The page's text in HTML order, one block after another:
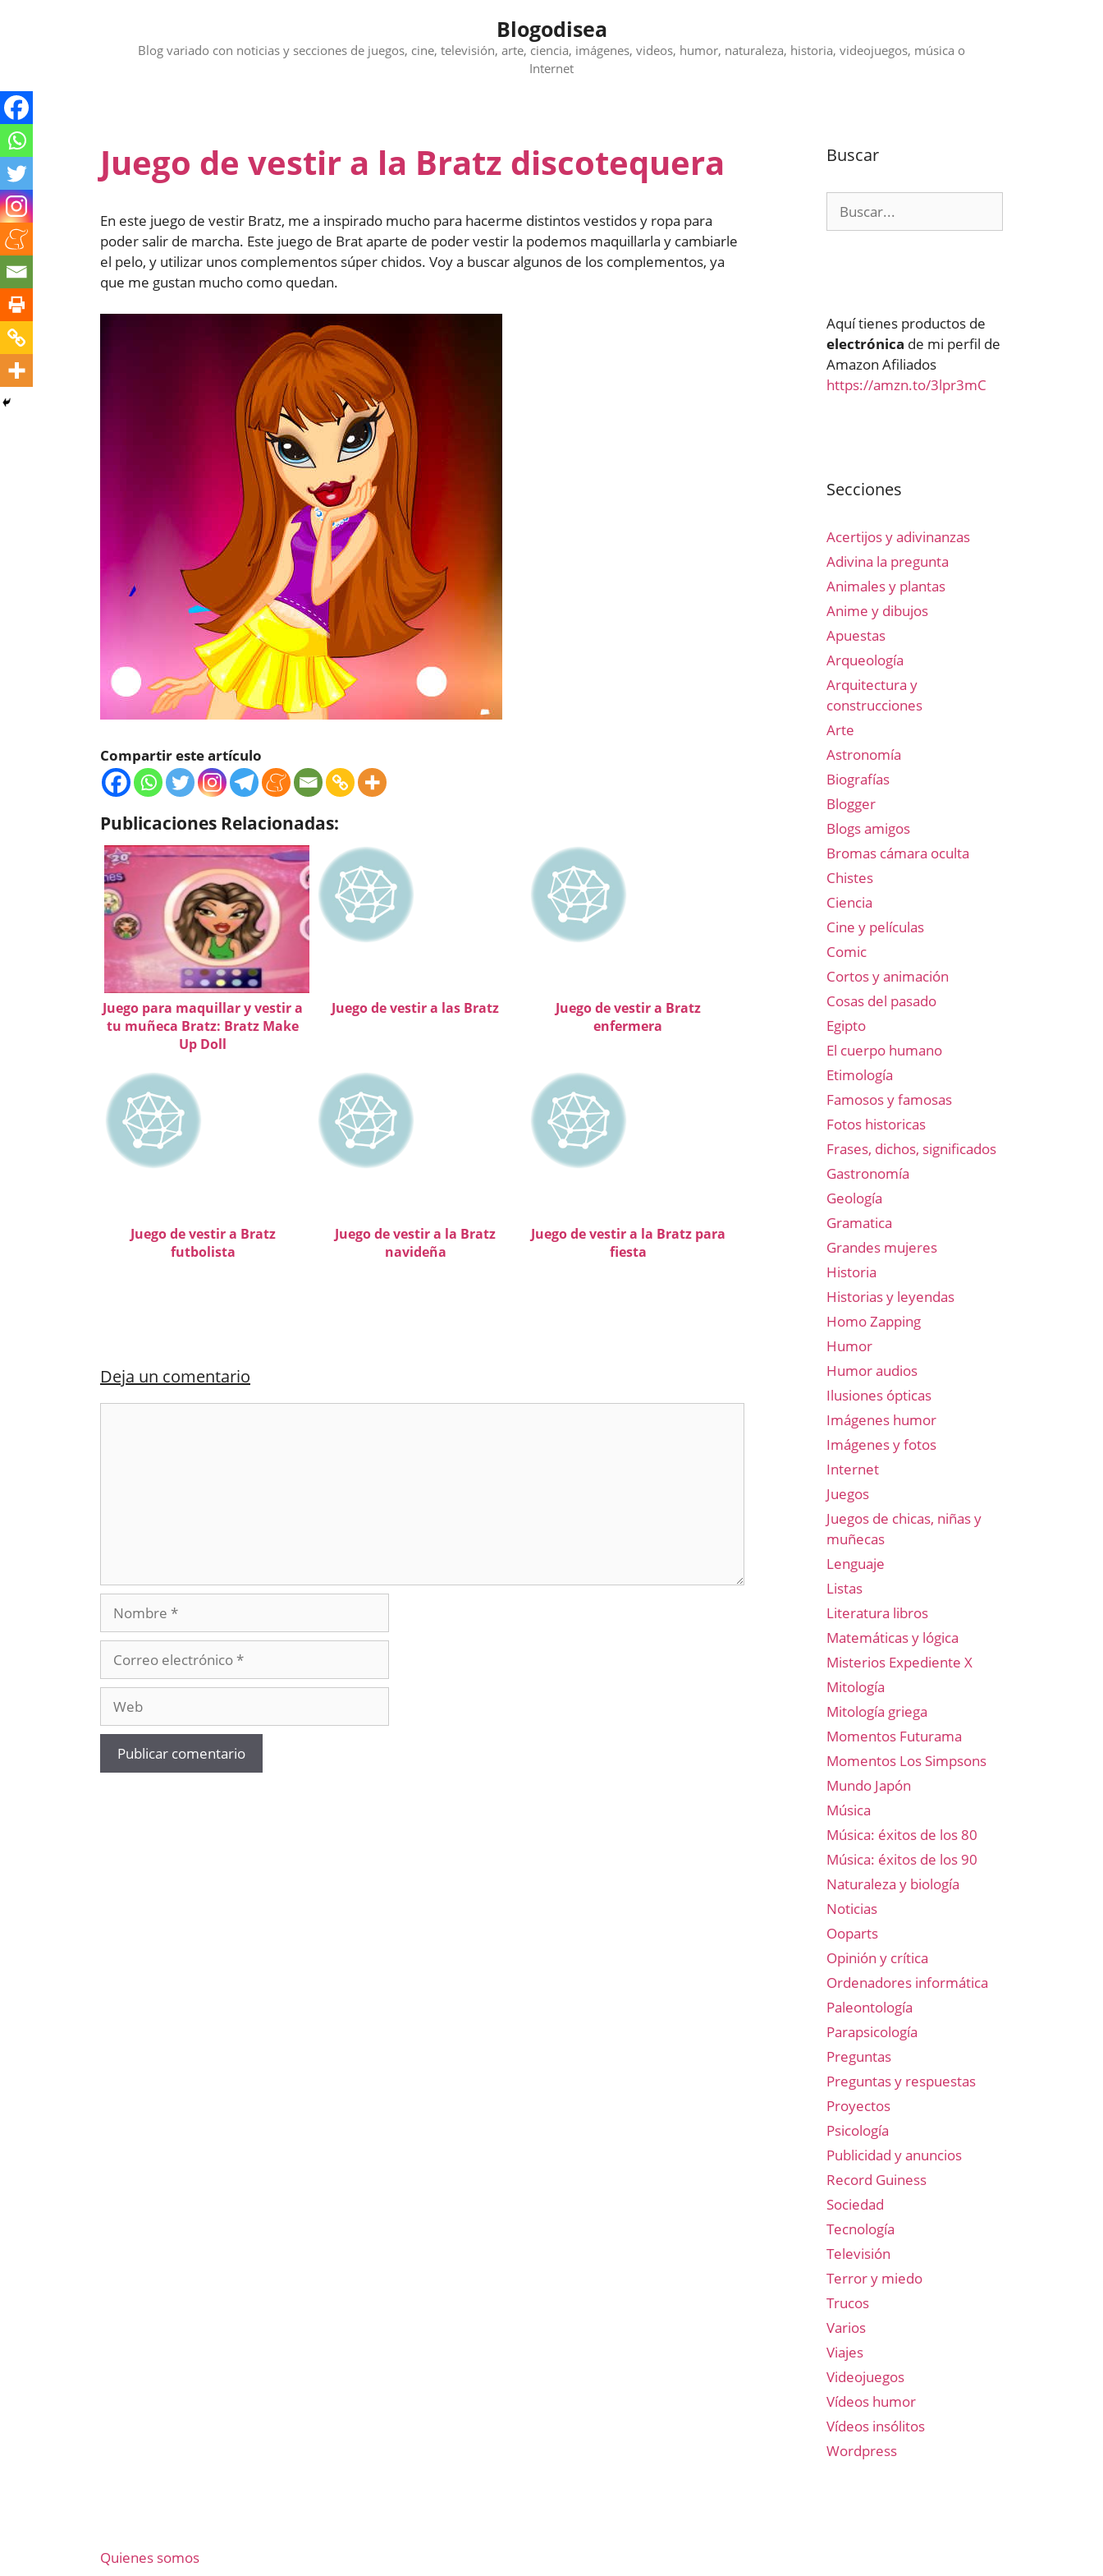
Blogodisea
Blog variado con noticias y secciones de juegos, cine, televisión, arte, ciencia, imágenes, videos, humor, naturaleza, historia, videojuegos, música o
Internet
Juego de vestir a la Bratz discotequera
En este juego de vestir Bratz, me a inspirado mucho para hacerme distintos vestidos y ropa para
poder salir de marcha. Este juego de Brat aparte de poder vestir la podemos maquillarla y cambiarle
el pelo, y utilizar unos complementos súper chidos. Voy a buscar algunos de los complementos, ya
que me gustan mucho como quedan.
Compartir este artículo
Publicaciones Relacionadas:
Juego para maquillar y vestir a
tu muñeca Bratz: Bratz Make
Up Doll
Juego de vestir a las Bratz
Juego de vestir a Bratz
enfermera
Juego de vestir a Bratz
futbolista
Juego de vestir a la Bratz
navideña
Juego de vestir a la Bratz para
fiesta
Deja un comentario
Nombre
electrónico
Buscar
Aquí tienes productos de
electrónica de mi perfil de
Amazon Afiliados
https://amzn.to/3lpr3mC
Secciones
Acertijos y adivinanzas
Adivina la pregunta
Animales y plantas
Anime y dibujos
Apuestas
Arqueología
Arquitectura y
construcciones
Arte
Astronomía
Biografías
Blogger
Blogs amigos
Bromas cámara oculta
Chistes
Ciencia
Cine y películas
Comic
Cortos y animación
Cosas del pasado
Egipto
El cuerpo humano
Etimología
Famosos y famosas
Fotos historicas
Frases, dichos, significados
Gastronomía
Geología
Gramatica
Grandes mujeres
Historia
Historias y leyendas
Homo Zapping
Humor
Humor audios
Ilusiones ópticas
Imágenes humor
Imágenes y fotos
Internet
Juegos
Juegos de chicas, niñas y
muñecas
Lenguaje
Listas
Literatura libros
Matemáticas y lógica
Misterios Expediente X
Mitología
Mitología griega
Momentos Futurama
Momentos Los Simpsons
Mundo Japón
Música
Música: éxitos de los 80
Música: éxitos de los 90
Naturaleza y biología
Noticias
Ooparts
Opinión y crítica
Ordenadores informática
Paleontología
Parapsicología
Preguntas
Preguntas y respuestas
Proyectos
Psicología
Publicidad y anuncios
Record Guiness
Sociedad
Tecnología
Televisión
Terror y miedo
Trucos
Varios
Viajes
Videojuegos
Vídeos humor
Vídeos insólitos
Wordpress
Quienes somos